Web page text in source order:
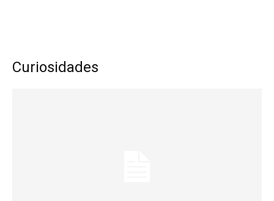
Curiosidades